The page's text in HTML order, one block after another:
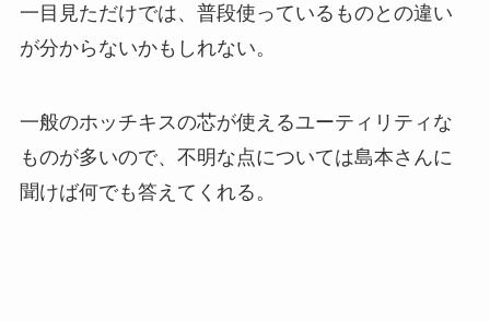
一目見ただけでは、普段使っているものとの違い
が分からないかもしれない。
一般のホッチキスの芯が使えるユーティリティな
ものが多いので、不明な点については島本さんに
聞けば何でも答えてくれる。